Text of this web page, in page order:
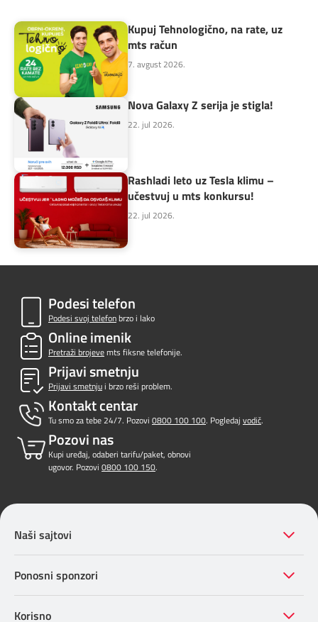
Kupuj Tehnologično, na rate, uz
mts račun
7. avgust 2026.
Nova Galaxy Z serija je stigla!
22. jul 2026.
Rashladi leto uz Tesla klimu –
učestvuj u mts konkursu!
22. jul 2026.
Podesi telefon
Podesi svoj telefonbrzo i lako
Online imenik
Pretraži brojevemts fiksne telefonije.
Prijavi smetnju
Prijavi smetnjui brzo reši problem.
Kontakt centar
Tu smo za tebe 24/7. Pozovi 0800 100 100. Pogledaj vodič.
Pozovi nas
Kupi uređaj, odaberi tarifu/paket, obnovi
ugovor. Pozovi 0800 100 150.
Naši sajtovi
Ponosni sponzori
Korisno